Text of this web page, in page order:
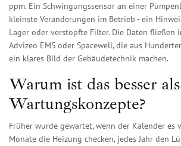
ppm. Ein Schwingungssensor an einer
kleinste Veränderungen im Betrieb - ein
Lager oder verstopfte Filter. Die Daten fließen
Advizeo EMS oder Spacewell, die aus
ein klares Bild der Gebäudetechnik machen.
Warum ist das besser
Wartungskonzepte?
Früher wurde gewartet, wenn der Kalender es
Monate die Heizung checken, jedes Jahr den